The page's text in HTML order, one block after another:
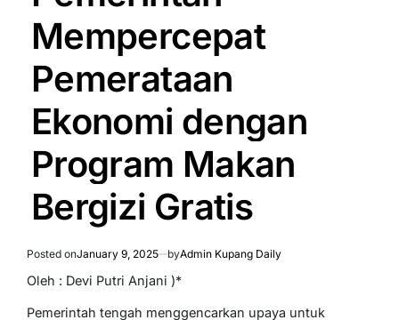
Mempercepat
Pemerataan
Ekonomi dengan
Program Makan
Bergizi Gratis
Posted onJanuary 9, 2025 byAdmin Kupang Daily
Oleh : Devi Putri Anjani )*
Pemerintah tengah menggencarkan upaya untuk